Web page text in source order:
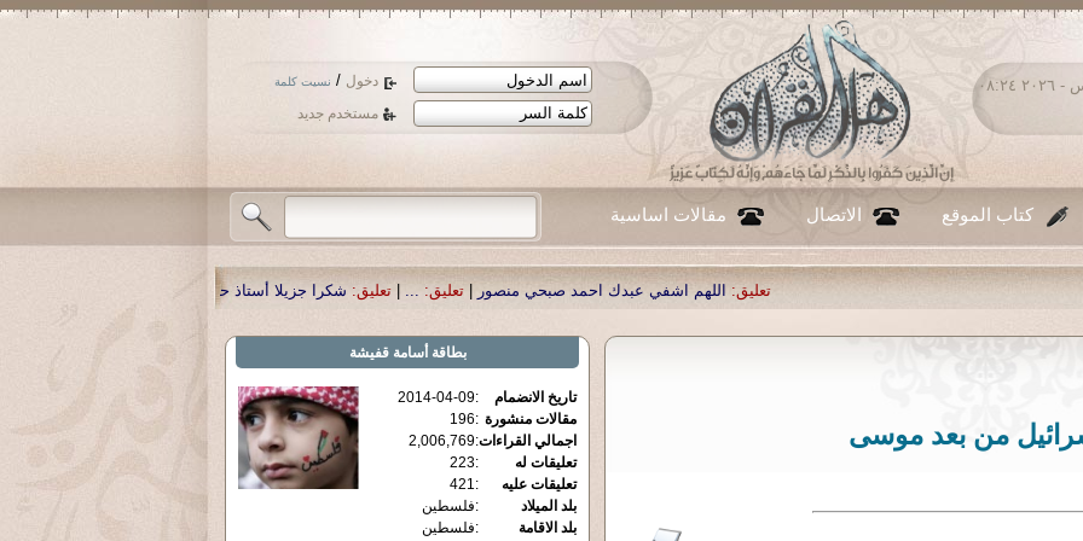
دخول / نسيت كلمة
مستخدم جديد
الخميس ٠٦ - أغسطس - ٢٠٢٦ ٠٨:٢٤
كتاب الموقع الاتصال مقالات اساسية
اللهم اشفي عبدك احمد صبحي منصور|تعليق: ...
|تعليق: شكرا جزيلا أستاذ حمد الحمد .أكرمكم الله .|تعليق:
من بعد موسى
بطاقة أسامة قفيشة
تاريخ الانضمام :
2014-04-09
مقالات منشورة :
196
اجمالي القراءات:
2,006,769
تعليقات له
:
223
تعليقات عليه
:
421
بلد الميلاد
:فلسطين
بلد الاقامة
:فلسطين